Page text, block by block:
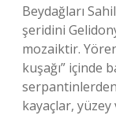
Beydağları
şeridini
mozaiktir.
kuşağı” içinde
kayaçlar, yüzey